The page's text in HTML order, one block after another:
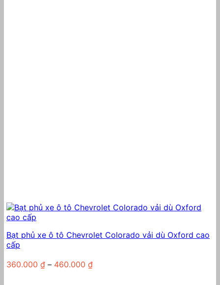
Bạt phủ xe ô tô Chevrolet Colorado vải dù Oxford cao
cấp
360.000 ₫ – 460.000 ₫Khoảng